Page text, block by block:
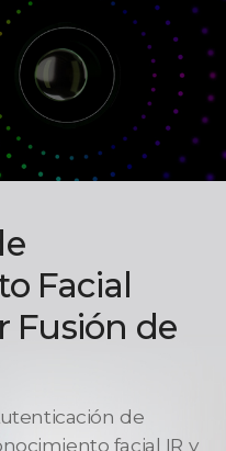
Facial
Fusión de
de
facial IR y